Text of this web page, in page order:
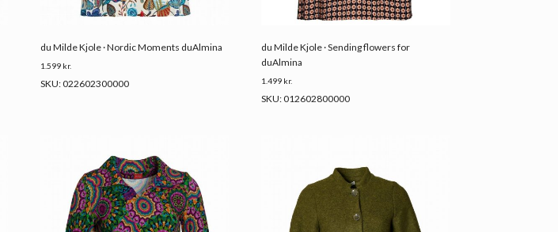
du Milde Kjole · Nordic Moments duAlmina
1.599 kr.
SKU: 022602300000
du Milde Kjole · Sending flowers for
duAlmina
1.499 kr.
SKU: 012602800000